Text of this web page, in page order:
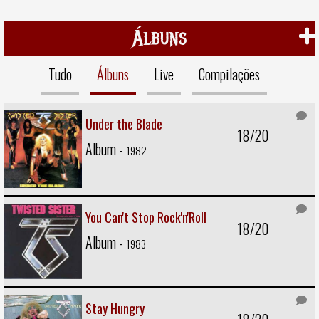
Álbuns
Tudo Álbuns Live Compilações
Under the Blade
Album - 1982
18/20
You Can't Stop Rock'n'Roll
Album - 1983
18/20
Stay Hungry